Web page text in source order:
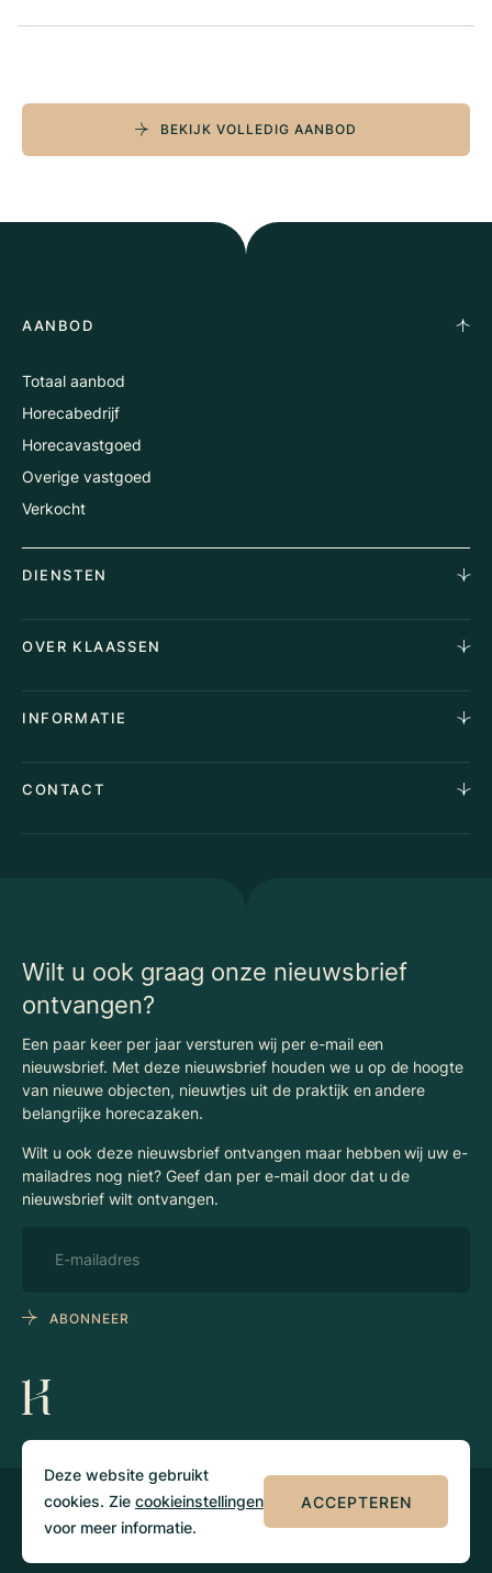
BEKIJK VOLLEDIG AANBOD
Deze website gebruikt
cookies. Zie cookieinstellingen
voor meer informatie.
ACCEPTEREN
AANBOD
Totaal aanbod
Horecabedrijf
Horecavastgoed
Overige vastgoed
Verkocht
DIENSTEN
Aankoopopdracht
Stille verkoop
Taxaties
Advies
OVER KLAASSEN
Waarom Klaassen
Vacatures
Algemene voorwaarden
INFORMATIE
Vergunningen
CONTACT
Wilt u ook graag onze nieuwsbrief
ontvangen?
Een paar keer per jaar versturen wij per e-mail een
nieuwsbrief. Met deze nieuwsbrief houden we u op de hoogte
van nieuwe objecten, nieuwtjes uit de praktijk en andere
belangrijke horecazaken.
Wilt u ook deze nieuwsbrief ontvangen maar hebben wij uw e-
mailadres nog niet? Geef dan per e-mail door dat u de
nieuwsbrief wilt ontvangen.
ABONNEER
© 2026 Klaassen
Horecamakelaars
Privacy
Algemene